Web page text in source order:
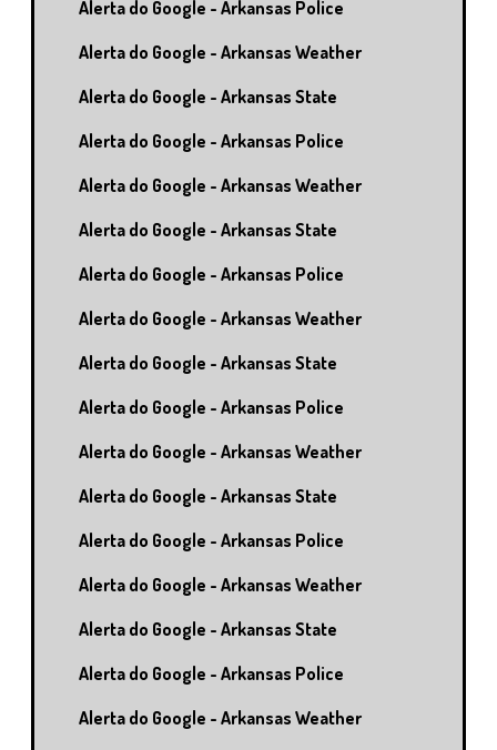
Alerta do Google - Arkansas Police
Alerta do Google - Arkansas Weather
Alerta do Google - Arkansas State
Alerta do Google - Arkansas Police
Alerta do Google - Arkansas Weather
Alerta do Google - Arkansas State
Alerta do Google - Arkansas Police
Alerta do Google - Arkansas Weather
Alerta do Google - Arkansas State
Alerta do Google - Arkansas Police
Alerta do Google - Arkansas Weather
Alerta do Google - Arkansas State
Alerta do Google - Arkansas Police
Alerta do Google - Arkansas Weather
Alerta do Google - Arkansas State
Alerta do Google - Arkansas Police
Alerta do Google - Arkansas Weather